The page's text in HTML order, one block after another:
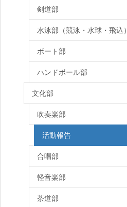
剣道部
水泳部（競泳・水球・飛込）
ボート部
ハンドボール部
文化部
吹奏楽部
活動報告
合唱部
軽音楽部
茶道部